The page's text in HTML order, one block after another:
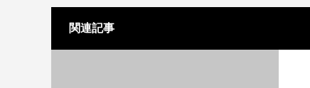
関連記事